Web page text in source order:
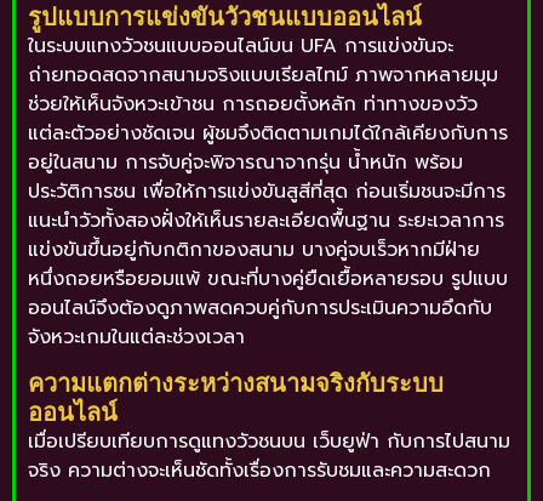
รูปแบบการแข่งขันวัวชนแบบออนไลน์
ในระบบแทงวัวชนแบบออนไลน์บน UFA การแข่งขันจะ
ถ่ายทอดสดจากสนามจริงแบบเรียลไทม์ ภาพจากหลายมุม
ช่วยให้เห็นจังหวะเข้าชน การถอยตั้งหลัก ท่าทางของวัว
แต่ละตัวอย่างชัดเจน ผู้ชมจึงติดตามเกมได้ใกล้เคียงกับการ
อยู่ในสนาม การจับคู่จะพิจารณาจากรุ่น น้ำหนัก พร้อม
ประวัติการชน เพื่อให้การแข่งขันสูสีที่สุด ก่อนเริ่มชนจะมีการ
แนะนำวัวทั้งสองฝั่งให้เห็นรายละเอียดพื้นฐาน ระยะเวลาการ
แข่งขันขึ้นอยู่กับกติกาของสนาม บางคู่จบเร็วหากมีฝ่าย
หนึ่งถอยหรือยอมแพ้ ขณะที่บางคู่ยืดเยื้อหลายรอบ รูปแบบ
ออนไลน์จึงต้องดูภาพสดควบคู่กับการประเมินความอึดกับ
จังหวะเกมในแต่ละช่วงเวลา
ความแตกต่างระหว่างสนามจริงกับระบบ
ออนไลน์
เมื่อเปรียบเทียบการดูแทงวัวชนบน เว็บยูฟ่า กับการไปสนาม
จริง ความต่างจะเห็นชัดทั้งเรื่องการรับชมและความสะดวก